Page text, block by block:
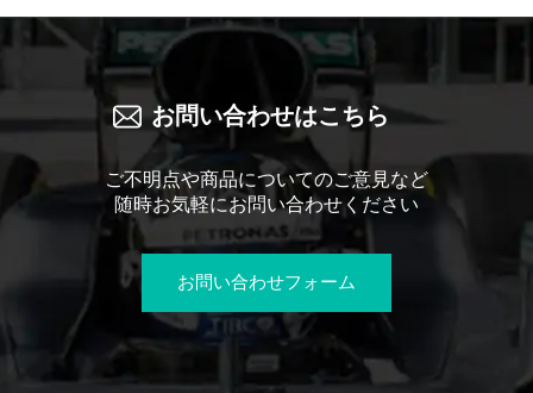
お問い合わせはこちら
ご不明点や商品についてのご意見など
随時お気軽にお問い合わせください
お問い合わせフォーム